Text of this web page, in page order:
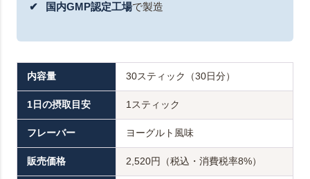
国内GMP認定工場で製造
内容量 30スティック（30日分）
1日の摂取目安 1スティック
フレーバー ヨーグルト風味
販売価格 2,520円（税込・消費税率8%）